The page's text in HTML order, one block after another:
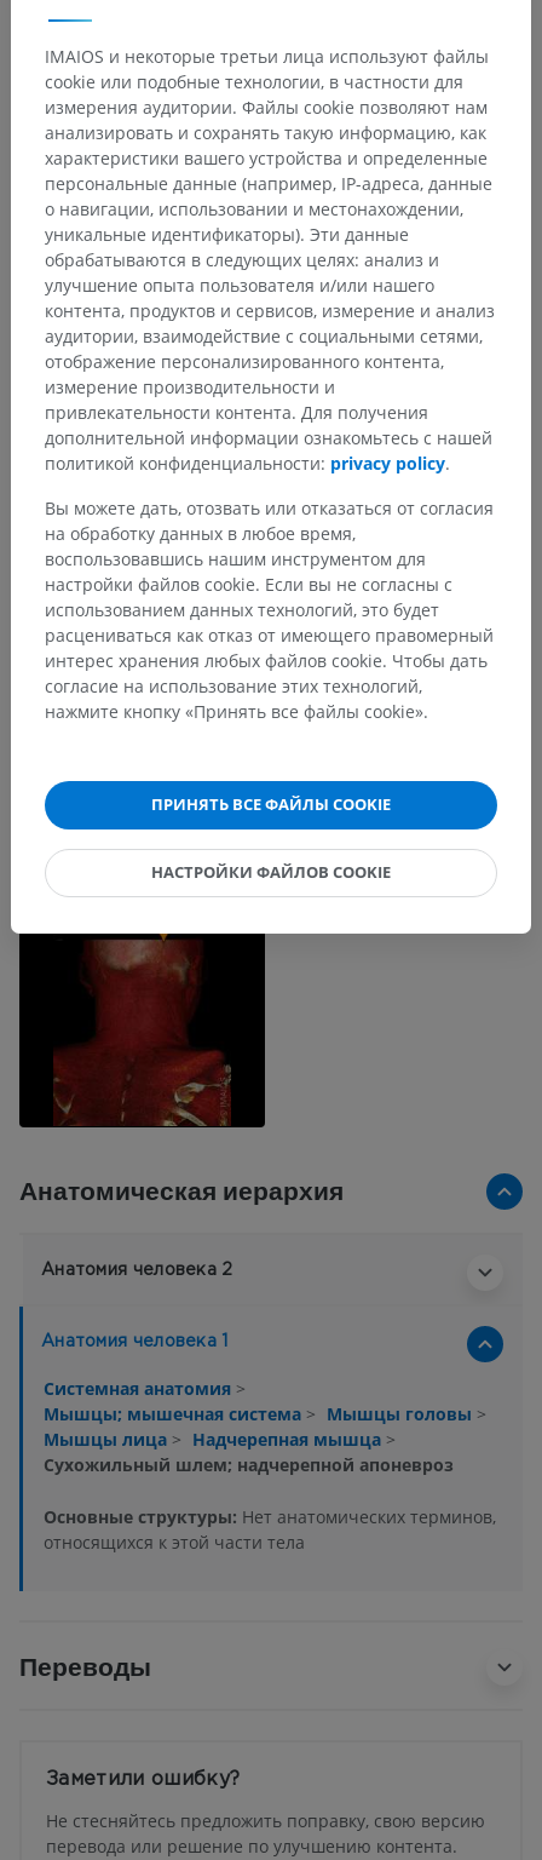
Галерея
Анатомическая иерархия
Анатомия человека 2
Анатомия человека 1
Системная анатомия >
Мышцы; мышечная система > Мышцы головы >
Мышцы лица > Надчерепная мышца >
Сухожильный шлем; надчерепной апоневроз
Основные структуры: Нет анатомических терминов,
относящихся к этой части тела
Переводы
Заметили ошибку?
Не стесняйтесь предложить поправку, свою версию
перевода или решение по улучшению контента.
IMAIOS и некоторые третьи лица используют файлы
cookie или подобные технологии, в частности для
измерения аудитории. Файлы cookie позволяют нам
анализировать и сохранять такую информацию, как
характеристики вашего устройства и определенные
персональные данные (например, IP-адреса, данные
о навигации, использовании и местонахождении,
уникальные идентификаторы). Эти данные
обрабатываются в следующих целях: анализ и
улучшение опыта пользователя и/или нашего
контента, продуктов и сервисов, измерение и анализ
аудитории, взаимодействие с социальными сетями,
отображение персонализированного контента,
измерение производительности и
привлекательности контента. Для получения
дополнительной информации ознакомьтесь с нашей
политикой конфиденциальности: privacy policy.
Вы можете дать, отозвать или отказаться от согласия
на обработку данных в любое время,
воспользовавшись нашим инструментом для
настройки файлов cookie. Если вы не согласны с
использованием данных технологий, это будет
расцениваться как отказ от имеющего правомерный
интерес хранения любых файлов cookie. Чтобы дать
согласие на использование этих технологий,
нажмите кнопку «Принять все файлы cookie».
ПРИНЯТЬ ВСЕ ФАЙЛЫ COOKIE
НАСТРОЙКИ ФАЙЛОВ COOKIE